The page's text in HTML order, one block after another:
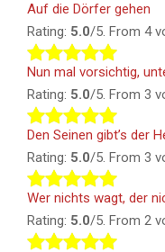
Auf die Dörfer gehen
Rating: 5.0/5. From 4
Nun mal vorsichtig,
Rating: 5.0/5. From 3
Den Seinen gibt’s der
Rating: 5.0/5. From 3
Wer nichts wagt, der
Rating: 5.0/5. From 2